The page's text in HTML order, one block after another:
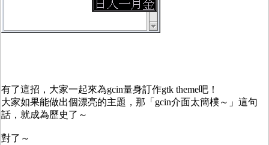
有了這招，大家一起來為gcin量身訂作gtk theme吧！
大家如果能做出個漂亮的主題，那「gcin介面太簡樸～」這句
話，就成為歷史了～
對了～